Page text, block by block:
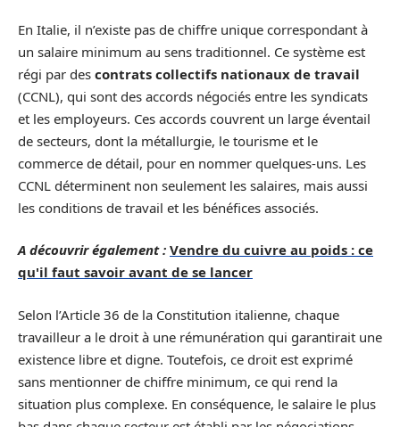
En Italie, il n’existe pas de chiffre unique correspondant à
un salaire minimum au sens traditionnel. Ce système est
régi par des contrats collectifs nationaux de travail
(CCNL), qui sont des accords négociés entre les syndicats
et les employeurs. Ces accords couvrent un large éventail
de secteurs, dont la métallurgie, le tourisme et le
commerce de détail, pour en nommer quelques-uns. Les
CCNL déterminent non seulement les salaires, mais aussi
les conditions de travail et les bénéfices associés.
A découvrir également : Vendre du cuivre au poids : ce
qu'il faut savoir avant de se lancer
Selon l’Article 36 de la Constitution italienne, chaque
travailleur a le droit à une rémunération qui garantirait une
existence libre et digne. Toutefois, ce droit est exprimé
sans mentionner de chiffre minimum, ce qui rend la
situation plus complexe. En conséquence, le salaire le plus